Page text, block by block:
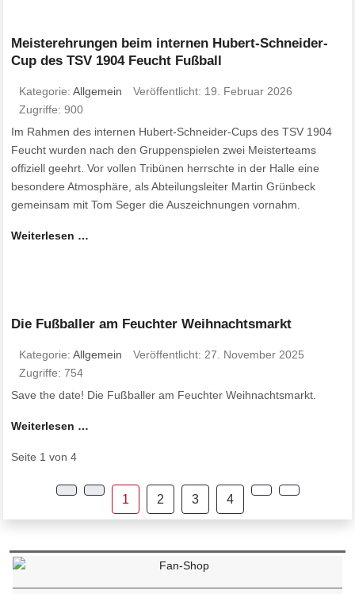
Meisterehrungen beim internen Hubert-Schneider-
Cup des TSV 1904 Feucht Fußball
Kategorie:Allgemein
Veröffentlicht: 19. Februar 2026
Zugriffe: 900
Im Rahmen des internen Hubert-Schneider-Cups des TSV 1904
Feucht wurden nach den Gruppenspielen zwei Meisterteams
offiziell geehrt. Vor vollen Tribünen herrschte in der Halle eine
besondere Atmosphäre, als Abteilungsleiter Martin Grünbeck
gemeinsam mit Tom Seger die Auszeichnungen vornahm.
Weiterlesen …
Die Fußballer am Feuchter Weihnachtsmarkt
Kategorie:Allgemein
Veröffentlicht: 27. November 2025
Zugriffe: 754
Save the date! Die Fußballer am Feuchter Weihnachtsmarkt.
Weiterlesen …
Seite 1 von 4
1 2 3 4